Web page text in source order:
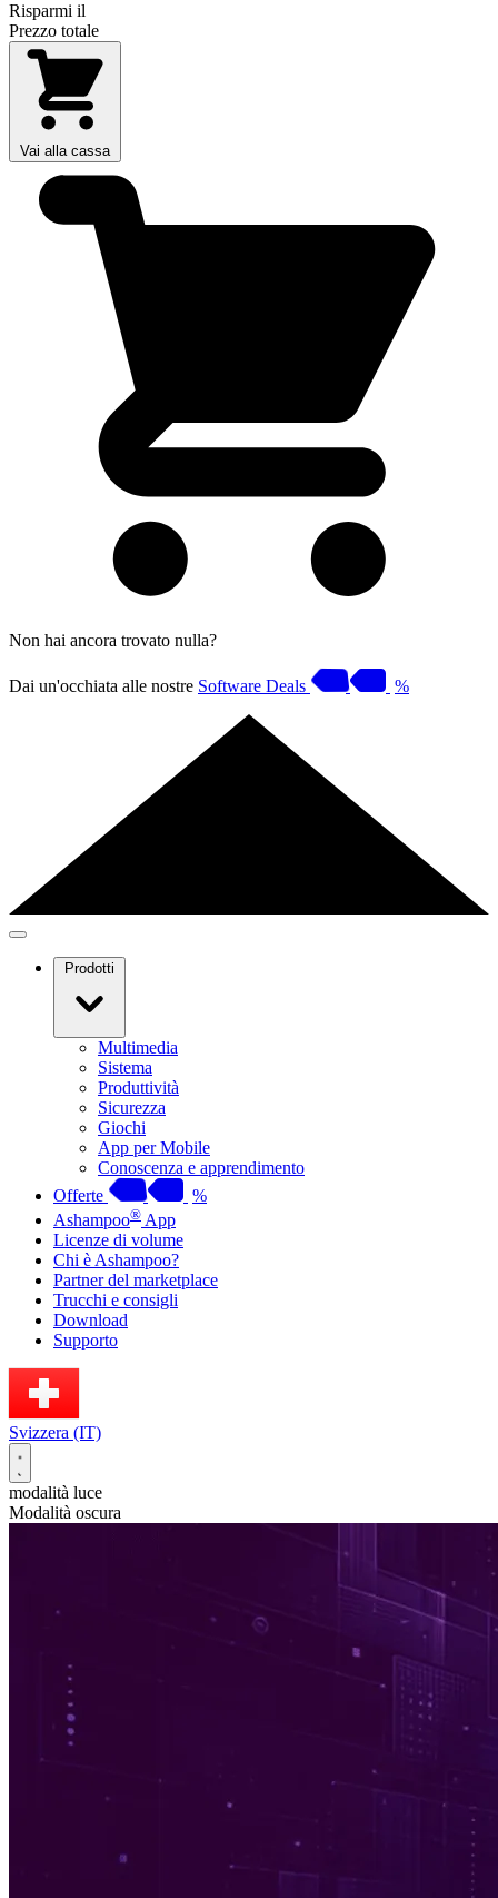
Risparmi il
Prezzo totale
Vai alla cassa
Non hai ancora trovato nulla?
Dai un'occhiata alle nostre Software Deals %
Prodotti
Multimedia
Sistema
Produttività
Sicurezza
Giochi
App per Mobile
Conoscenza e apprendimento
Offerte
%
Ashampoo® App
Licenze di volume
Chi è Ashampoo?
Partner del marketplace
Trucchi e consigli
Download
Supporto
Svizzera (IT)
modalità luce
Modalità oscura